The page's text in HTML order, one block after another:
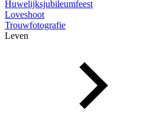
Huwelijksjubileumfeest
Loveshoot
Trouwfotografie
Leven